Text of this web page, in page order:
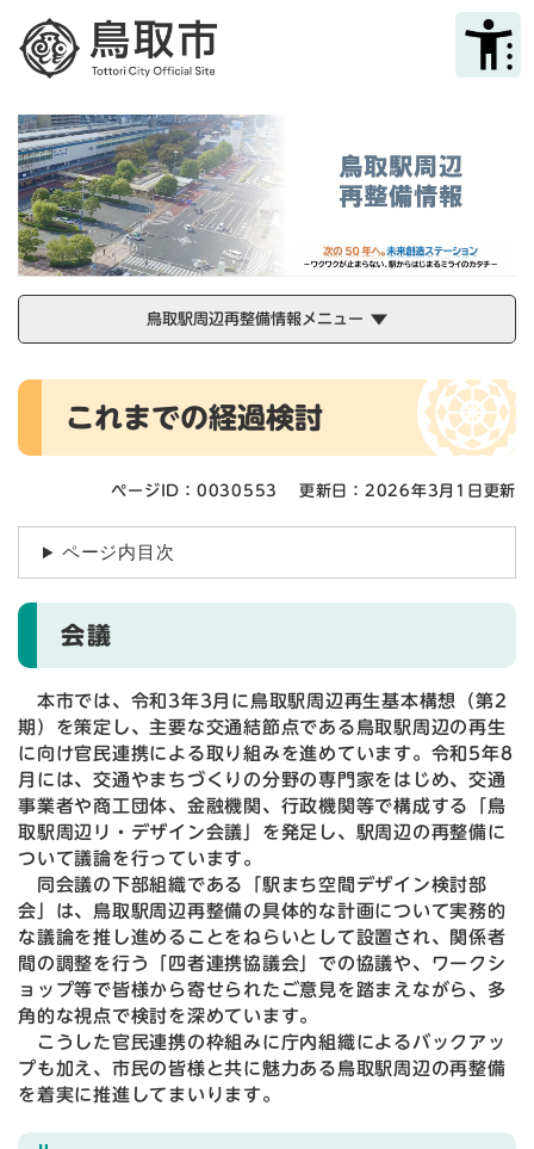
メニューを飛ばして本文へ
鳥取駅周辺再整備情報メニュー
本
これまでの経過検討
ページID：0030553 更新日：2026年3月1日更新
ページ内目次
会議
本市では、令和3年3月に鳥取駅周辺再生基本構想（第2
期）を策定し、主要な交通結節点である鳥取駅周辺の再生
に向け官民連携による取り組みを進めています。令和5年8
月には、交通やまちづくりの分野の専門家をはじめ、交通
事業者や商工団体、金融機関、行政機関等で構成する「鳥
取駅周辺リ・デザイン会議」を発足し、駅周辺の再整備に
ついて議論を行っています。
同会議の下部組織である「駅まち空間デザイン検討部
会」は、鳥取駅周辺再整備の具体的な計画について実務的
な議論を推し進めることをねらいとして設置され、関係者
間の調整を行う「四者連携協議会」での協議や、ワークシ
ョップ等で皆様から寄せられたご意見を踏まえながら、多
角的な視点で検討を深めています。
こうした官民連携の枠組みに庁内組織によるバックアッ
プも加え、市民の皆様と共に魅力ある鳥取駅周辺の再整備
を着実に推進してまいります。